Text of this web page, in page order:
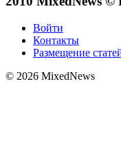
Войти
Контакты
Размещение
© 2026 MixedNews